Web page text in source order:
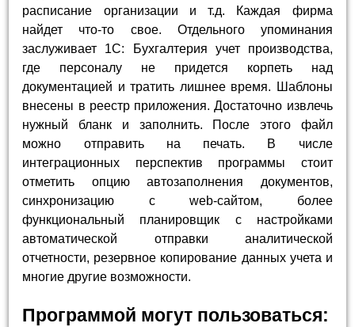
расписание организации и т.д. Каждая фирма
найдет что-то свое. Отдельного упоминания
заслуживает 1С: Бухгалтерия учет производства,
где персоналу не придется корпеть над
документацией и тратить лишнее время. Шаблоны
внесены в реестр приложения. Достаточно извлечь
нужный бланк и заполнить. После этого файл
можно отправить на печать. В числе
интеграционных перспектив программы стоит
отметить опцию автозаполнения документов,
синхронизацию с web-сайтом, более
функциональный планировщик с настройками
автоматической отправки аналитической
отчетности, резервное копирование данных учета и
многие другие возможности.
Программой могут пользоваться: